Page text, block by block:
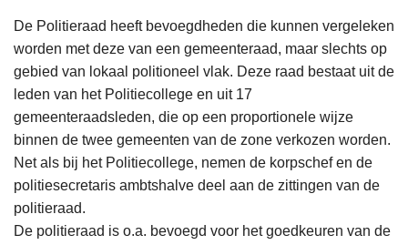
De Politieraad heeft bevoegdheden die kunnen vergeleken
worden met deze van een gemeenteraad, maar slechts op
gebied van lokaal politioneel vlak. Deze raad bestaat uit de
leden van het Politiecollege en uit 17
gemeenteraadsleden, die op een proportionele wijze
binnen de twee gemeenten van de zone verkozen worden.
Net als bij het Politiecollege, nemen de korpschef en de
politiesecretaris ambtshalve deel aan de zittingen van de
politieraad.
De politieraad is o.a. bevoegd voor het goedkeuren van de